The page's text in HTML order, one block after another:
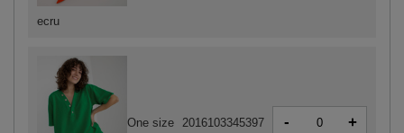
ecru
One size 2016103345397 - +